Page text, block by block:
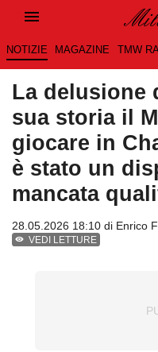
NOTIZIE MAGAZINE TMW
La delusione
sua storia il
giocare in
è stato un
mancata
28.05.2026 18:10 di Enrico
VEDI LETTURE